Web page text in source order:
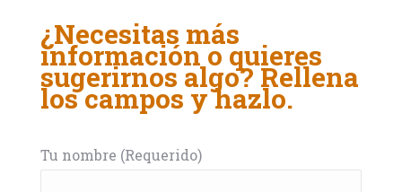
¿Necesitas más
información o quieres
sugerirnos algo? Rellena
los campos y hazlo.
Tu nombre (Requerido)